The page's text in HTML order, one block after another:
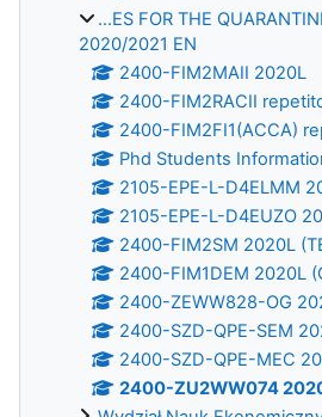
...ES FOR THE
2020/2021 EN
2400-FIM2MAII 2020L
2400-FIM2RACII
2400-FIM2FI1(ACCA)
Phd Students
2105-EPE-L-D4ELMM
2105-EPE-L-D4EUZO
2400-FIM2SM 2020L
2400-FIM1DEM 2020L
2400-ZEWW828-OG
2400-SZD-QPE-SEM
2400-SZD-QPE-MEC
2400-ZU2WW074